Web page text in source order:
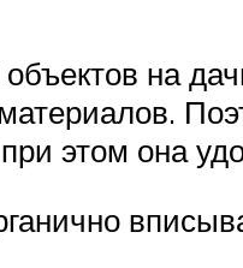
на
этом она